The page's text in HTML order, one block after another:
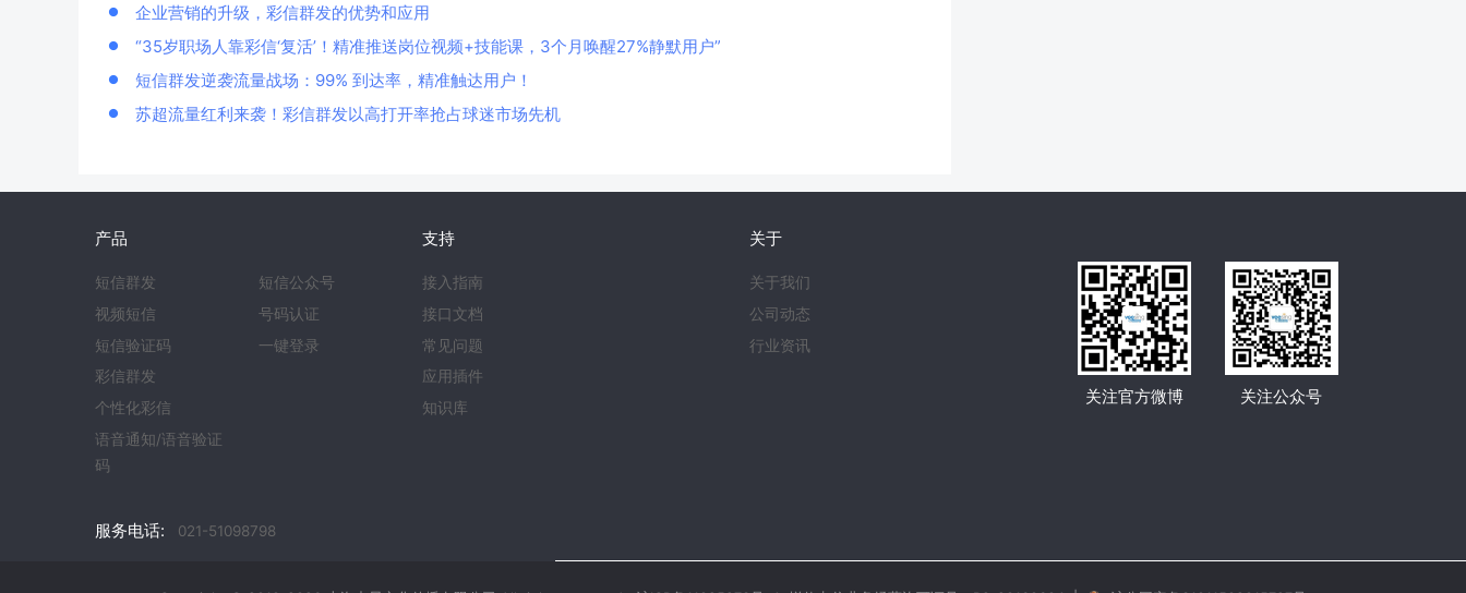
企业营销的升级，彩信群发的优势和应用
“35岁职场人靠彩信‘复活’！精准推送岗位视频+技能课，3个月唤醒27%静默用户”
短信群发逆袭流量战场：99% 到达率，精准触达用户！
苏超流量红利来袭！彩信群发以高打开率抢占球迷市场先机
产品
短信群发
视频短信
短信验证码
彩信群发
个性化彩信
语音通知/语音验证
码
短信公众号
号码认证
一键登录
支持
接入指南
接口文档
常见问题
应用插件
知识库
关于
关于我们
公司动态
行业资讯
关注官方微博 关注公众号
服务电话: 021-51098798